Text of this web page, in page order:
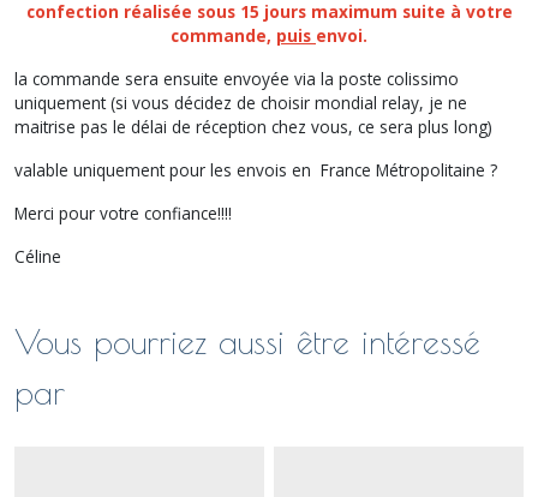
confection réalisée sous 15 jours maximum suite à votre
commande, puis envoi.
la commande sera ensuite envoyée via la poste colissimo
uniquement (si vous décidez de choisir mondial relay, je ne
maitrise pas le délai de réception chez vous, ce sera plus long)
valable uniquement pour les envois en France Métropolitaine ?
Merci pour votre confiance!!!!
Céline
Vous pourriez aussi être intéressé
par